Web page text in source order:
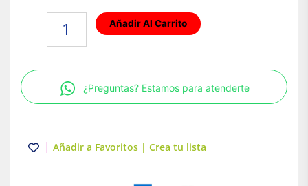
esfera
R
|
25
Tuboplus-
Añadir Al Carrito
¿Preguntas? Estamos para atenderte
Añadir a Favoritos | Crea tu lista